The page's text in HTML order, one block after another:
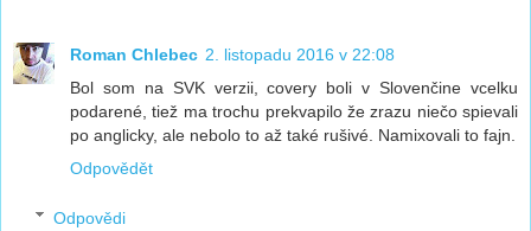
Roman Chlebec 2. listopadu 2016 v 22:08
Bol som na SVK verzii, covery boli v Slovenčine vcelku
podarené, tiež ma trochu prekvapilo že zrazu niečo spievali
po anglicky, ale nebolo to až také rušivé. Namixovali to fajn.
Odpovědět
Odpovědi